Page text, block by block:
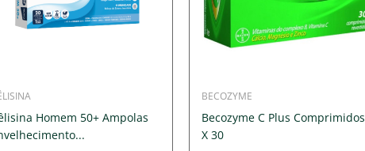
Homem 50+ Ampolas
BECOZYME
Becozyme C Plus Comprimidos
X 30